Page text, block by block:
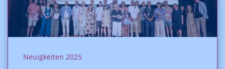
Neuigkeiten 2025